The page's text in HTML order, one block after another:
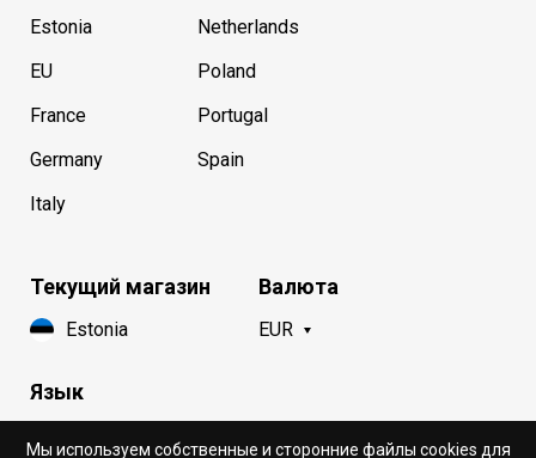
Estonia
EU
France
Germany
Italy
Netherlands
Poland
Portugal
Spain
Текущий магазин
Estonia
Язык
Валюта
EUR
Мы используем собственные и сторонние файлы cookies для